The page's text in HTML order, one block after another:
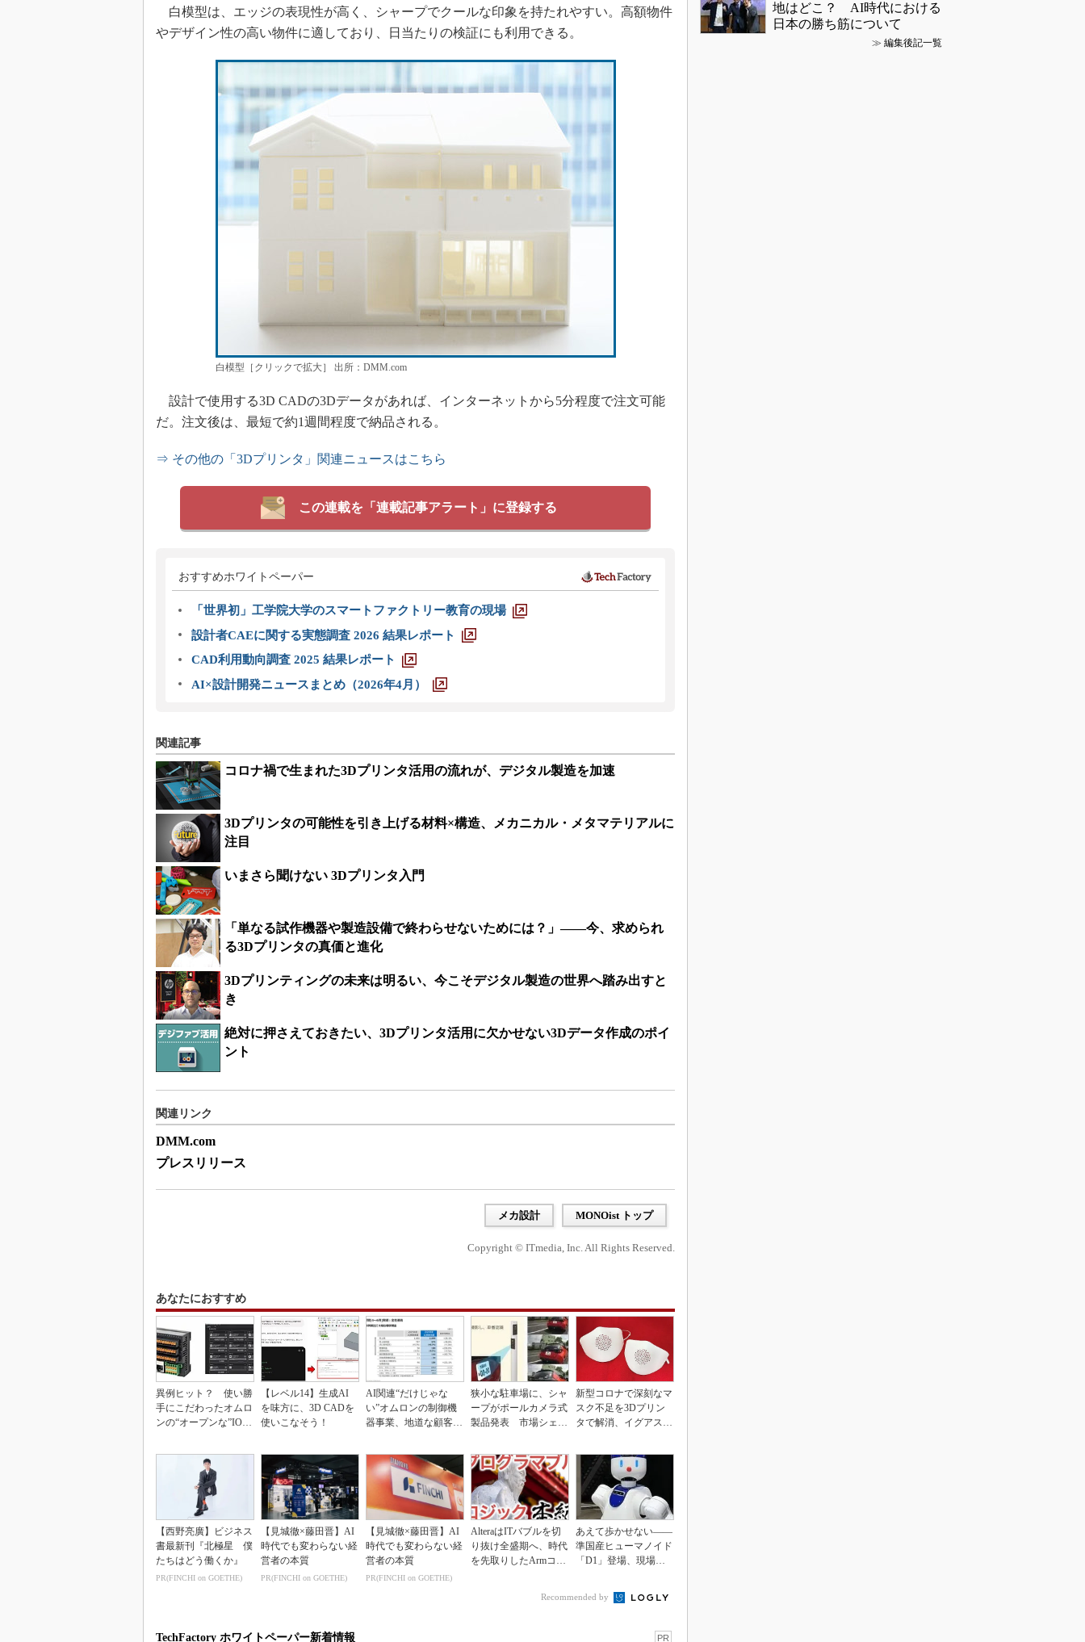
白模型は、エッジの表現性が高く、シャープでクールな印象を持たれやすい。高額物件
やデザイン性の高い物件に適しており、日当たりの検証にも利用できる。
白模型［クリックで拡大］ 出所：DMM.com
設計で使用する3D CADの3Dデータがあれば、インターネットから5分程度で注文可能
だ。注文後は、最短で約1週間程度で納品される。
⇒ その他の「3Dプリンタ」関連ニュースはこちら
この連載を「連載記事アラート」に登録する
おすすめホワイトペーパー
「世界初」工学院大学のスマートファクトリー教育の現場
設計者CAEに関する実態調査 2026 結果レポート
CAD利用動向調査 2025 結果レポート
AI×設計開発ニュースまとめ（2026年4月）
関連記事
コロナ禍で生まれた3Dプリンタ活用の流れが、デジタル製造を加速
3Dプリンタの可能性を引き上げる材料×構造、メカニカル・メタマテリアルに
注目
いまさら聞けない 3Dプリンタ入門
「単なる試作機器や製造設備で終わらせないためには？」――今、求められ
る3Dプリンタの真価と進化
3Dプリンティングの未来は明るい、今こそデジタル製造の世界へ踏み出すと
き
絶対に押さえておきたい、3Dプリンタ活用に欠かせない3Dデータ作成のポイ
ント
関連リンク
DMM.com
プレスリリース
メカ設計 MONOist トップ
Copyright © ITmedia, Inc. All Rights Reserved.
あなたにおすすめ
異例ヒット？ 使い勝
手にこだわったオムロ
ンの“オープンな”IO-L
【レベル14】生成AI
を味方に、3D CADを
使いこなそう！
AI関連“だけじゃな
い”オムロンの制御機
器事業、地道な顧客基
狭小な駐車場に、シャ
ープがポールカメラ式
製品発表 市場シェア
新型コロナで深刻なマ
スク不足を3Dプリン
タで解消、イグアスが
【西野亮廣】ビジネス
書最新刊『北極星 僕
たちはどう働くか』
PR(FINCHI on GOETHE)
【見城徹×藤田晋】AI
時代でも変わらない経
営者の本質
PR(FINCHI on GOETHE)
【見城徹×藤田晋】AI
時代でも変わらない経
営者の本質
PR(FINCHI on GOETHE)
AlteraはITバブルを切
り抜け全盛期へ、時代
を先取りしたArmコア
あえて歩かせない――
準国産ヒューマノイド
「D1」登場、現場稼
Recommended by
TechFactory ホワイトペーパー新着情報 PR
地はどこ？ AI時代における
日本の勝ち筋について
≫ 編集後記一覧